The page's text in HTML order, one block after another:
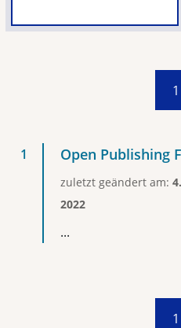
1
Open Publishing
zuletzt geändert am:
2022
...
1